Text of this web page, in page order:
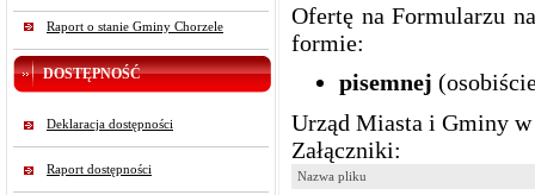
Raport o stanie Gminy Chorzele
DOSTĘPNOŚĆ
Deklaracja dostępności
Raport dostępności
Ofertę na Formularzu
formie:
pisemnej
Urząd Miasta i Gminy
Załączniki:
Nazwa pliku